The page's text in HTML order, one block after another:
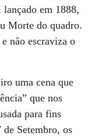
em 1888,
Morte do quadro.
não escraviza o
uma cena que
que nos
para fins
Setembro, os